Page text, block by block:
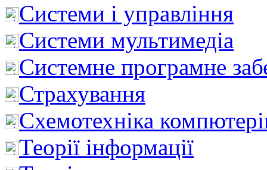
Системи і управління
Системи мультимедіа
Системне програмне
Страхування
Схемотехніка
Теорії інформації